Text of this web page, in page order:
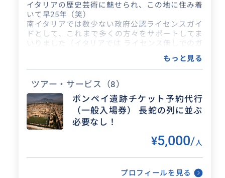
イタリアの歴史芸術に魅せられ、この地に住み着
いて早25年（笑）
南イタリアでは数少ない政府公認ライセンスガイ
ドとして、これまで多くの方々をサポートしてま
いりました（イタリアでは ライセンス無しでのガ
なぜ、私たちが選ばれるのか？
1. ポンペイを知り尽くした「深掘り」の専門知識
YouTubeチャンネル『ポンペイ遺跡の深掘りシリ
ーズ』は、多くの方から支持されており、遺跡の
裏側にある物語や歴史の息吹を、専門家ならでは
の視点でドラマチックにお届けいたします
2. 頼れる『大好きイタリア』ガイドチーム
私だけでなく、厳しい試験をクリアした優秀な仲
間達が、各地の魅力を全力でプレゼンいたします
どのガイドも南イタリアを愛してやまないプロフ
もっと見る
ツアー・サービス
（8）
ポンペイ遺跡チケット予約代行
（一般入場券） 長蛇の列に並ぶ
必要なし！
¥5,000/人
プロフィールを見る